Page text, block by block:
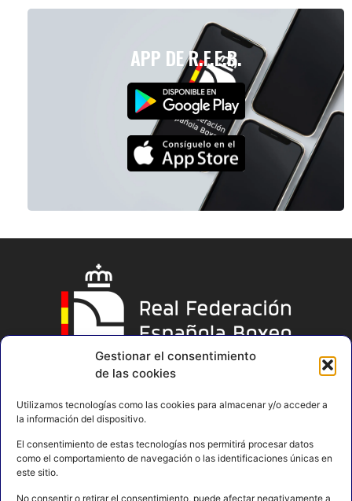
Gestionar el consentimiento
de las cookies
Utilizamos tecnologías como las cookies para almacenar y/o acceder a
la información del dispositivo.
El consentimiento de estas tecnologías nos permitirá procesar datos
como el comportamiento de navegación o las identificaciones únicas en
este sitio.
No consentir o retirar el consentimiento, puede afectar negativamente a
APP DE R.F.E.B.